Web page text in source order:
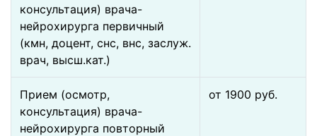
консультация) врача-
нейрохирурга первичный
(кмн, доцент, снс, внс, заслуж.
врач, высш.кат.)
Прием (осмотр,
консультация) врача-
нейрохирурга повторный
от 1900 pуб.